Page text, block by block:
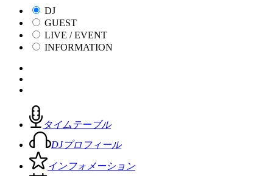
DJ
GUEST
LIVE / EVENT
INFORMATION
タイムテーブル
DJプロフィール
インフォメーション